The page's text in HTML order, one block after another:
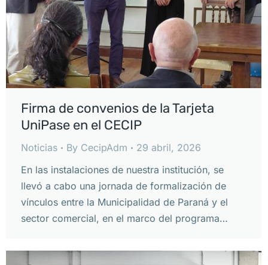
Firma de convenios de la Tarjeta
UniPase en el CECIP
Noticias By CecipAdm
29 abril, 2026
En las instalaciones de nuestra institución, se
llevó a cabo una jornada de formalización de
vínculos entre la Municipalidad de Paraná y el
sector comercial, en el marco del programa…